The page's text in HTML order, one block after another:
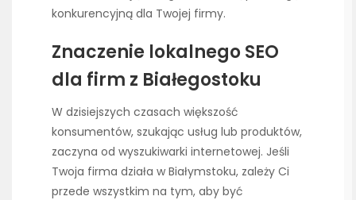
konkurencyjną dla Twojej firmy.
Znaczenie lokalnego SEO
dla firm z Białegostoku
W dzisiejszych czasach większość
konsumentów, szukając usług lub produktów,
zaczyna od wyszukiwarki internetowej. Jeśli
Twoja firma działa w Białymstoku, zależy Ci
przede wszystkim na tym, aby być